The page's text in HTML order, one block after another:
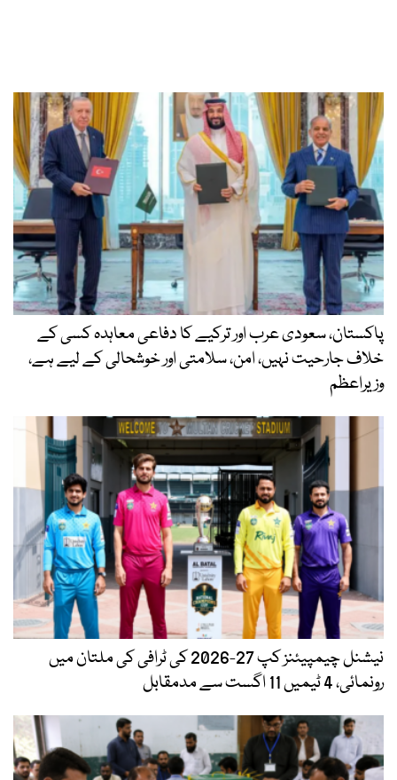
پاکستان، سعودی عرب اور ترکیے کا دفاعی معاہدہ کسی کے
خلاف جارحیت نہیں، امن، سلامتی اور خوشحالی کے لیے ہے،
وزیراعظم
نیشنل چیمپیئنز کپ 27-2026 کی ٹرافی کی ملتان میں
رونمائی، 4 ٹیمیں 11 اگست سے مدمقابل